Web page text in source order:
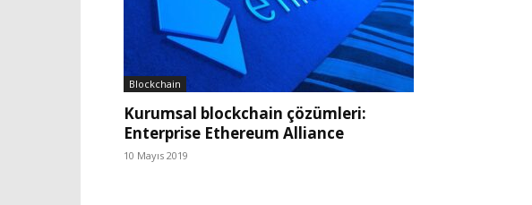
Blockchain
Kurumsal blockchain çözümleri:
Enterprise Ethereum Alliance
10 Mayıs 2019